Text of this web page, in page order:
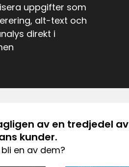
uppgifter som
alt-text och
direkt i
av en tredjedel av
kunder.
en av dem?